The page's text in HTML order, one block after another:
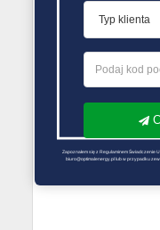
Zapoznałem się z Regulaminem Świadczenie
biuro@optimalenergy.pl lub w przypadku